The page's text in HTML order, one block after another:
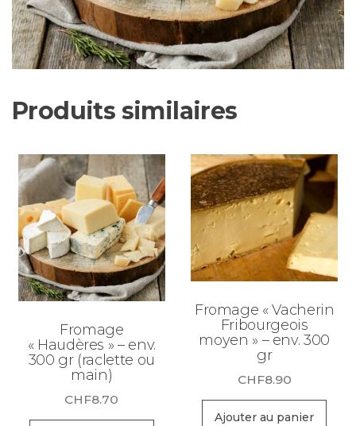
Produits similaires
Fromage
« Haudères » – env.
300 gr (raclette ou
main)
CHF8.70
Fromage « Vacherin
Fribourgeois
moyen » – env. 300
gr
CHF8.90
Ajouter au panier